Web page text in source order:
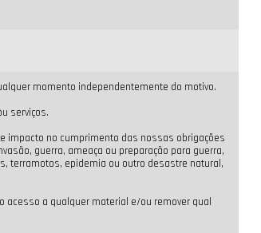
momento independentemente do motivo.
serviços.
impacto no cumprimento das nossas obrigações
guerra, ameaça ou preparação para guerra,
terramotos, epidemia ou outro desastre natural,
acesso a qualquer material e/ou remover qual